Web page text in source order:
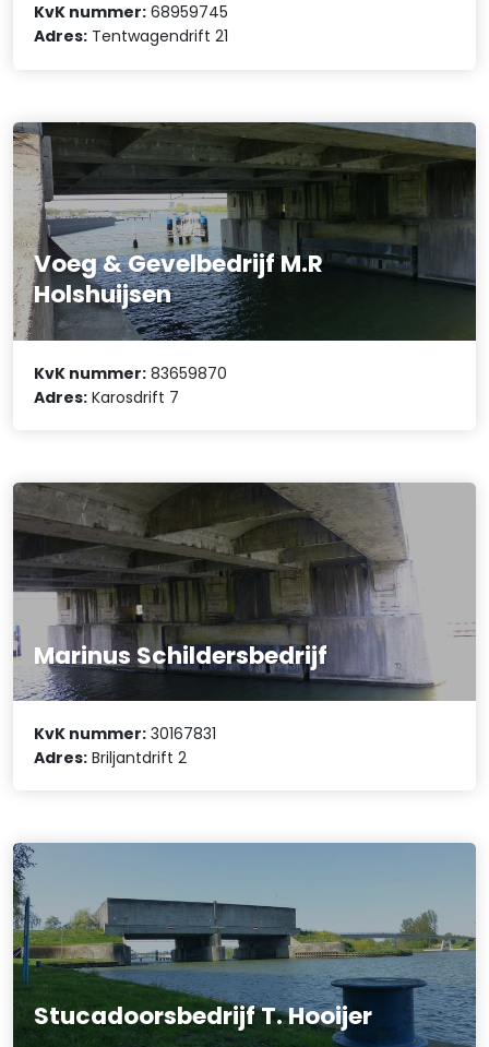
KvK nummer: 68959745
Adres: Tentwagendrift 21
Voeg & Gevelbedrijf M.R
Holshuijsen
KvK nummer: 83659870
Adres: Karosdrift 7
Marinus Schildersbedrijf
KvK nummer: 30167831
Adres: Briljantdrift 2
Stucadoorsbedrijf T. Hooijer